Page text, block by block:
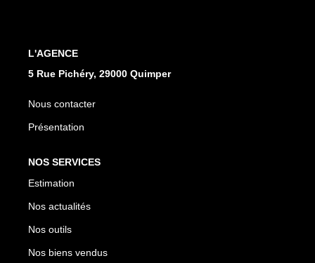
L'AGENCE
5 Rue Pichéry, 29000 Quimper
Nous contacter
Présentation
NOS SERVICES
Estimation
Nos actualités
Nos outils
Nos biens vendus